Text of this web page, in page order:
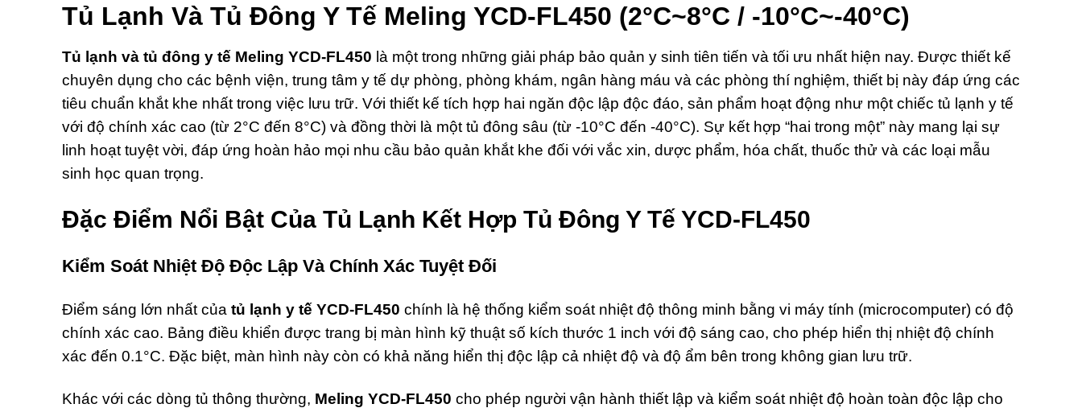
Tủ Lạnh Và Tủ Đông Y Tế Meling YCD-FL450 (2°C~8°C / -10°C~-40°C)
Tủ lạnh và tủ đông y tế Meling YCD-FL450 là một trong những giải pháp bảo quản y sinh tiên tiến và tối ưu nhất hiện nay. Được thiết kế
chuyên dụng cho các bệnh viện, trung tâm y tế dự phòng, phòng khám, ngân hàng máu và các phòng thí nghiệm, thiết bị này đáp ứng các
tiêu chuẩn khắt khe nhất trong việc lưu trữ. Với thiết kế tích hợp hai ngăn độc lập độc đáo, sản phẩm hoạt động như một chiếc tủ lạnh y tế
với độ chính xác cao (từ 2°C đến 8°C) và đồng thời là một tủ đông sâu (từ -10°C đến -40°C). Sự kết hợp “hai trong một” này mang lại sự
linh hoạt tuyệt vời, đáp ứng hoàn hảo mọi nhu cầu bảo quản khắt khe đối với vắc xin, dược phẩm, hóa chất, thuốc thử và các loại mẫu
sinh học quan trọng.
Đặc Điểm Nổi Bật Của Tủ Lạnh Kết Hợp Tủ Đông Y Tế YCD-FL450
Kiểm Soát Nhiệt Độ Độc Lập Và Chính Xác Tuyệt Đối
Điểm sáng lớn nhất của tủ lạnh y tế YCD-FL450 chính là hệ thống kiểm soát nhiệt độ thông minh bằng vi máy tính (microcomputer) có độ
chính xác cao. Bảng điều khiển được trang bị màn hình kỹ thuật số kích thước 1 inch với độ sáng cao, cho phép hiển thị nhiệt độ chính
xác đến 0.1°C. Đặc biệt, màn hình này còn có khả năng hiển thị độc lập cả nhiệt độ và độ ẩm bên trong không gian lưu trữ.
Khác với các dòng tủ thông thường, Meling YCD-FL450 cho phép người vận hành thiết lập và kiểm soát nhiệt độ hoàn toàn độc lập cho